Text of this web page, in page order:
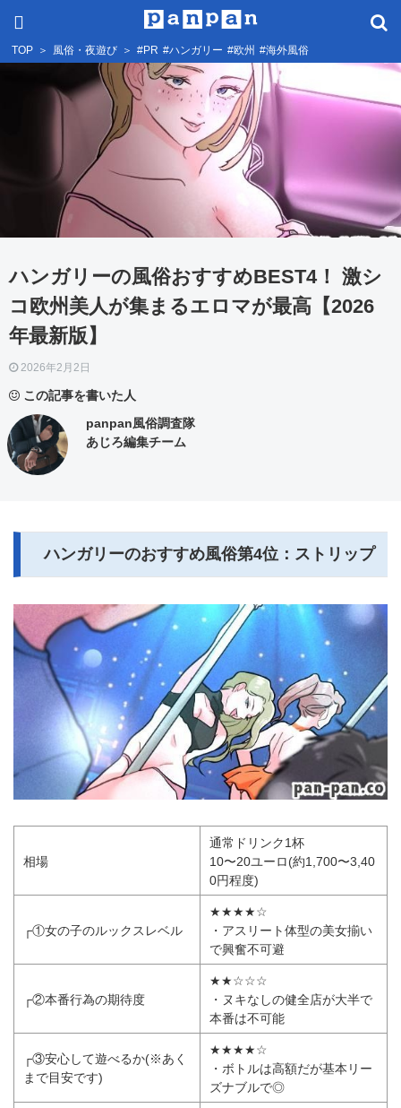
TOP ＞ 風俗・夜遊び ＞ #PR #ハンガリー #欧州 #海外風俗
ハンガリーの風俗おすすめBEST4！ 激シ
コ欧州美人が集まるエロマが最高【2026
年最新版】
2026年2月2日
この記事を書いた人
panpan風俗調査隊
あじろ編集チーム
ハンガリーのおすすめ風俗第4位：ストリップ
相場
通常ドリンク1杯
10〜20ユーロ(約1,700〜3,40
0円程度)
┌①女の子のルックスレベル
★★★★☆
・アスリート体型の美女揃い
で興奮不可避
┌②本番行為の期待度
★★☆☆☆
・ヌキなしの健全店が大半で
本番は不可能
┌③安心して遊べるか(※あく
まで目安です)
★★★★☆
・ボトルは高額だが基本リー
ズナブルで◎